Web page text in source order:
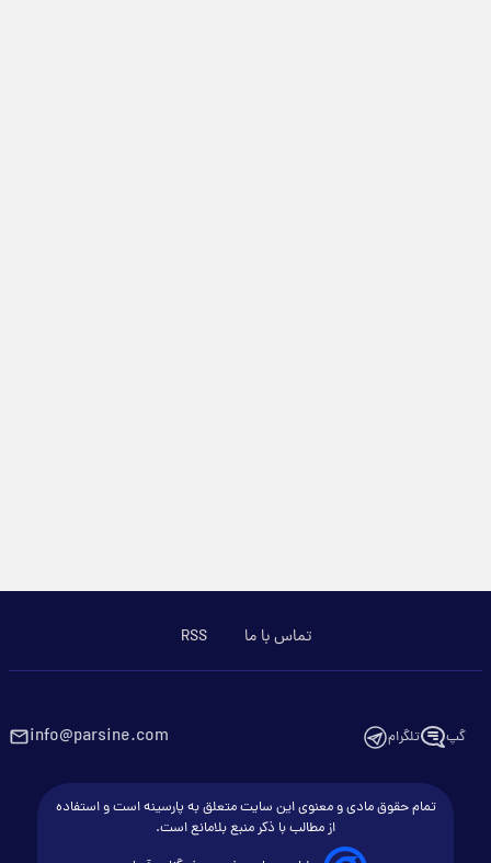
تماس با ما RSS
گپ تلگرام info@parsine.com
تمام حقوق مادی و معنوی این سایت متعلق به پارسینه است و استفاده
از مطالب با ذکر منبع بلامانع است.